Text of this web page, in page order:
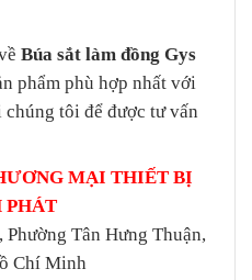
Búa sắt làm đồng Gys
phẩm phù hợp nhất với
tôi để được tư vấn
MẠI THIẾT BỊ
PHÁT
Tân Hưng Thuận,
Chí Minh